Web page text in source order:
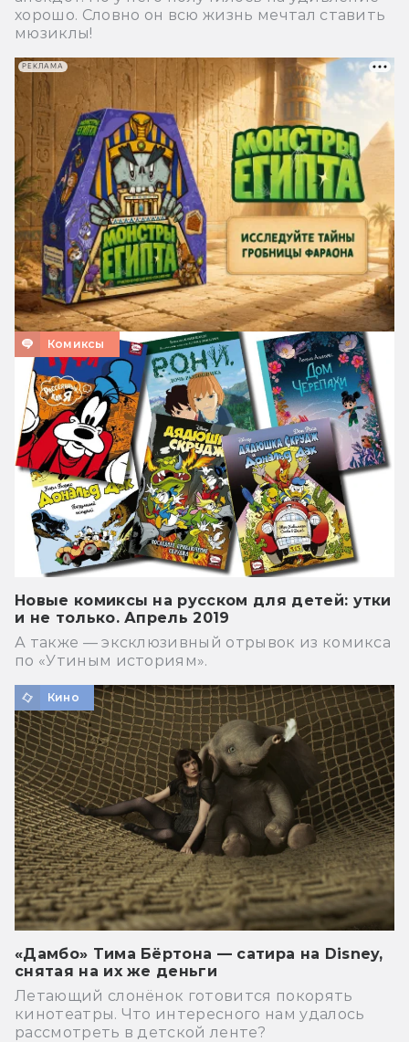
хорошо. Словно он всю жизнь мечтал ставить
мюзиклы!
Комиксы
Новые комиксы на русском для детей: утки
и не только. Апрель 2019
А также — эксклюзивный отрывок из комикса
по «Утиным историям».
Кино
«Дамбо» Тима Бёртона — сатира на Disney,
снятая на их же деньги
Летающий слонёнок готовится покорять
кинотеатры. Что интересного нам удалось
рассмотреть в детской ленте?
РЕКЛАМА